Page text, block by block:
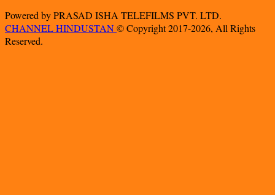
Powered by PRASAD ISHA TELEFILMS PVT. LTD.
CHANNEL HINDUSTAN© Copyright 2017-2026, All Rights
Reserved.